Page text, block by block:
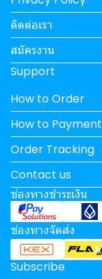
ติดต่อเรา
สมัครงาน
Support
How to Order
How to Payment
Order Tracking
Contact us
ช่องทางชำระเงิน
ช่องทางจัดส่ง
Subscribe